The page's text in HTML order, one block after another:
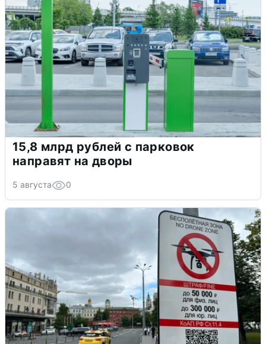
15,8 млрд рублей с парковок
направят на дворы
5 августа 0